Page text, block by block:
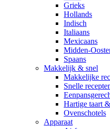
Grieks
Hollands
Indisch
Italiaans
Mexicaans
Midden-
Spaans
Makkelijk & snel
Makkelijke
Snelle
Hartige taart
Ovenschotels
Apparaat